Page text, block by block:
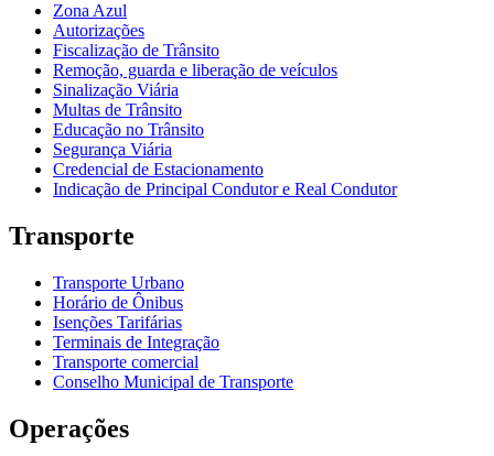
Zona Azul
Autorizações
Fiscalização de Trânsito
Remoção, guarda e liberação de veículos
Sinalização Viária
Multas de Trânsito
Educação no Trânsito
Segurança Viária
Credencial de Estacionamento
Indicação de Principal Condutor e Real Condutor
Transporte
Transporte Urbano
Horário de Ônibus
Isenções Tarifárias
Terminais de Integração
Transporte comercial
Conselho Municipal de Transporte
Operações